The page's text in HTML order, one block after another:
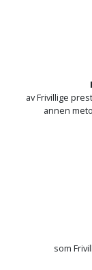
av Frivillige
annen
som